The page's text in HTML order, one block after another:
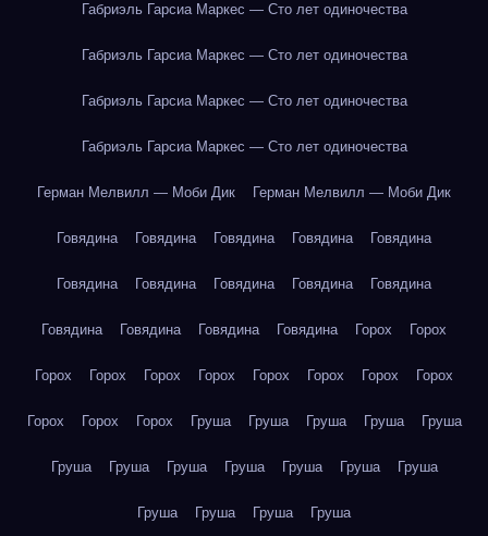
Габриэль Гарсиа Маркес — Сто лет одиночества
Габриэль Гарсиа Маркес — Сто лет одиночества
Габриэль Гарсиа Маркес — Сто лет одиночества
Габриэль Гарсиа Маркес — Сто лет одиночества
Герман Мелвилл — Моби Дик Герман Мелвилл — Моби Дик
Говядина Говядина Говядина Говядина Говядина
Говядина Говядина Говядина Говядина Говядина
Говядина Говядина Говядина Говядина Горох Горох
Горох Горох Горох Горох Горох Горох Горох Горох
Горох Горох Горох Груша Груша Груша Груша Груша
Груша Груша Груша Груша Груша Груша Груша
Груша Груша Груша Груша